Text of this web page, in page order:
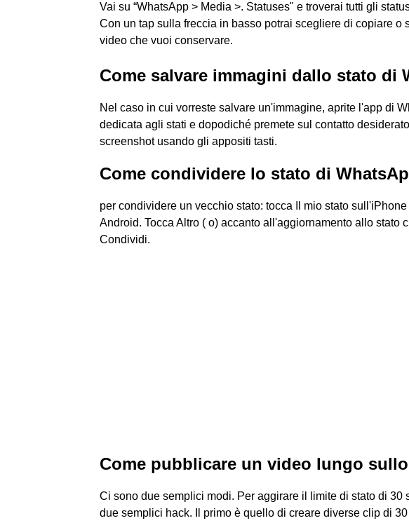
Vai su “WhatsApp > Media >. Statuses" e troverai tutti gli
Con un tap sulla freccia in basso potrai scegliere di copiare o
video che vuoi conservare.
Come salvare immagini dallo stato di
Nel caso in cui vorreste salvare un'immagine, aprite l'app di
dedicata agli stati e dopodiché premete sul contatto
screenshot usando gli appositi tasti.
Come condividere lo stato di
per condividere un vecchio stato: tocca Il mio stato
Android. Tocca Altro ( o) accanto all'aggiornamento allo stato
Condividi.
Come pubblicare un video lungo
Ci sono due semplici modi. Per aggirare il limite di stato di 30
due semplici hack. Il primo è quello di creare diverse clip di